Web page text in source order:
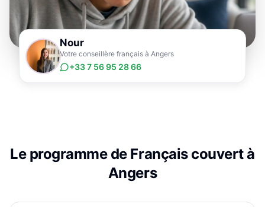
Nour
Votre conseillère français à Angers
+33 7 56 95 28 66
Le programme de Françaiscouvert à
Angers